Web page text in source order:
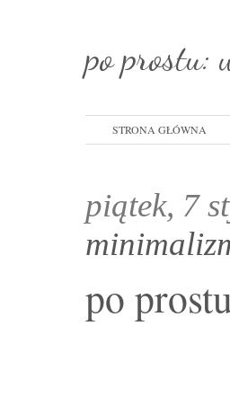
po prostu:
STRONA GŁÓWNA
piątek, 7
po